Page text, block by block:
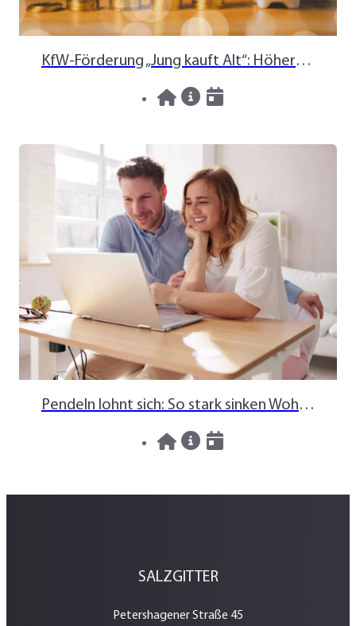
KfW-Förderung „Jung kauft Alt“: Höhere Kredite ab August 2026
News
06.08.2026
Pendeln lohnt sich: So stark sinken Wohnungspreise im Umland
News
30.07.2026
SALZGITTER
Petershagener Straße 45